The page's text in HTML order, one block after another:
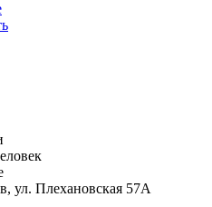
ул. Плехановская 57А